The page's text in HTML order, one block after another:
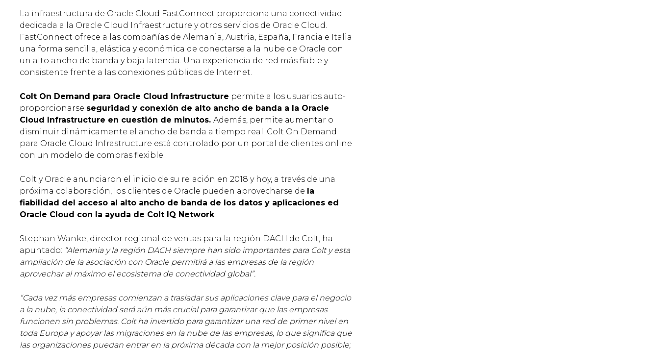
La infraestructura de Oracle Cloud FastConnect proporciona una conectividad
dedicada a la Oracle Cloud Infraestructure y otros servicios de Oracle Cloud.
FastConnect ofrece a las compañías de Alemania, Austria, España, Francia e Italia
una forma sencilla, elástica y económica de conectarse a la nube de Oracle con
un alto ancho de banda y baja latencia. Una experiencia de red más fiable y
consistente frente a las conexiones públicas de Internet.
Colt On Demand para Oracle Cloud Infrastructure permite a los usuarios auto-
proporcionarse seguridad y conexión de alto ancho de banda a la Oracle
Cloud Infrastructure en cuestión de minutos. Además, permite aumentar o
disminuir dinámicamente el ancho de banda a tiempo real. Colt On Demand
para Oracle Cloud Infrastructure está controlado por un portal de clientes online
con un modelo de compras flexible.
Colt y Oracle anunciaron el inicio de su relación en 2018 y hoy, a través de una
próxima colaboración, los clientes de Oracle pueden aprovecharse de la
fiabilidad del acceso al alto ancho de banda de los datos y aplicaciones ed
Oracle Cloud con la ayuda de Colt IQ Network.
Stephan Wanke, director regional de ventas para la región DACH de Colt, ha
apuntado: “Alemania y la región DACH siempre han sido importantes para Colt y esta
ampliación de la asociación con Oracle permitirá a las empresas de la región
aprovechar al máximo el ecosistema de conectividad global”.
“Cada vez más empresas comienzan a trasladar sus aplicaciones clave para el negocio
a la nube, la conectividad será aún más crucial para garantizar que las empresas
funcionen sin problemas. Colt ha invertido para garantizar una red de primer nivel en
toda Europa y apoyar las migraciones en la nube de las empresas, lo que significa que
las organizaciones puedan entrar en la próxima década con la mejor posición posible;